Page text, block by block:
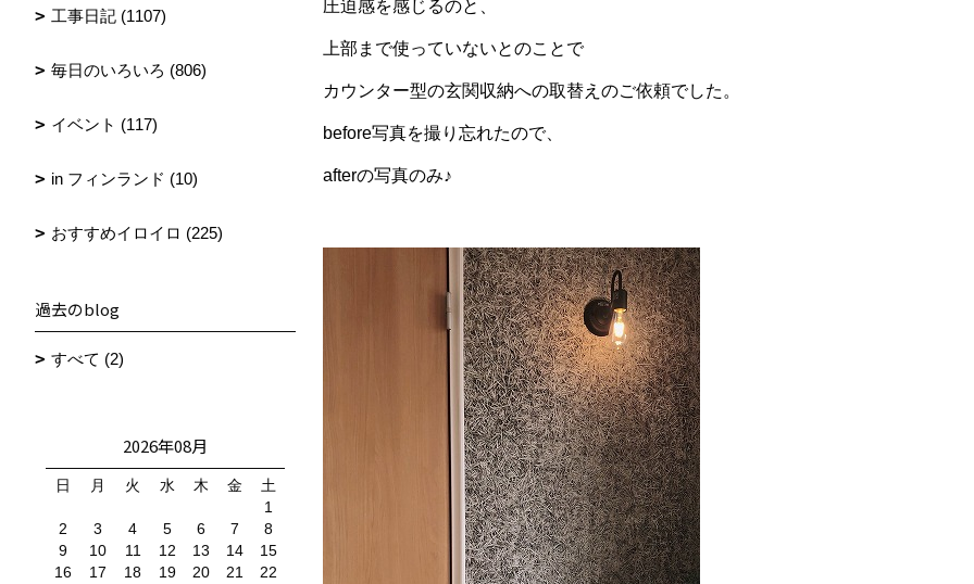
圧迫感を感じるのと、
上部まで使っていないとのことで
カウンター型の玄関収納への取替えのご依頼でした。
before写真を撮り忘れたので、
afterの写真のみ♪
工事日記 (1107)
毎日のいろいろ (806)
イベント (117)
in フィンランド (10)
おすすめイロイロ (225)
過去のblog
すべて (2)
2026年08月
日 月 火 水 木 金
土
1
2
3 4 5 6 7
8
9
10 11 12 13 14
15
16
17 18 19 20 21
22